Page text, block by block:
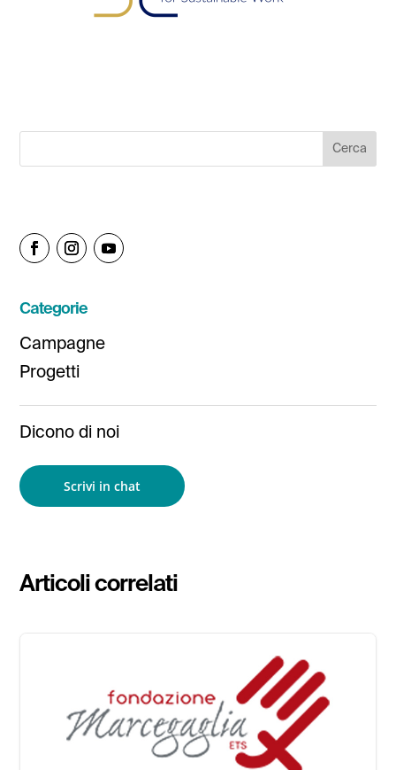
Categorie
Campagne
Progetti
Dicono di noi
Scrivi in chat
Articoli correlati